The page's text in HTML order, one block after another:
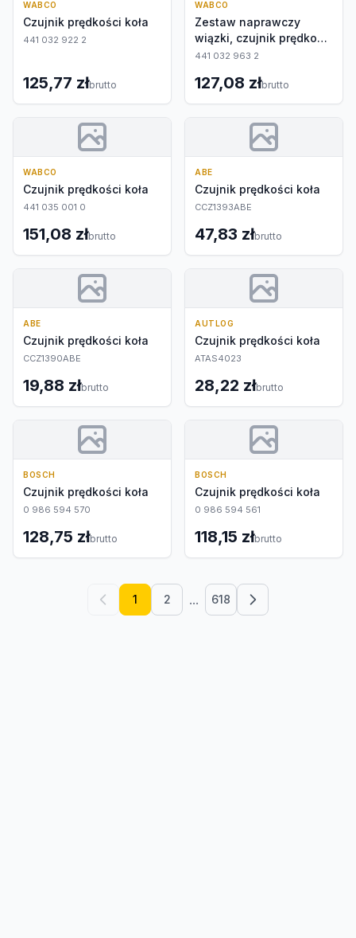
WABCO
Czujnik prędkości koła
441 032 922 2
125,77 złbrutto
WABCO
Zestaw naprawczy
wiązki, czujnik prędkości
obr. koła
441 032 963 2
127,08 złbrutto
WABCO
Czujnik prędkości koła
441 035 001 0
151,08 złbrutto
ABE
Czujnik prędkości koła
CCZ1393ABE
47,83 złbrutto
ABE
Czujnik prędkości koła
CCZ1390ABE
19,88 złbrutto
AUTLOG
Czujnik prędkości koła
ATAS4023
28,22 złbrutto
BOSCH
Czujnik prędkości koła
0 986 594 570
128,75 złbrutto
BOSCH
Czujnik prędkości koła
0 986 594 561
118,15 złbrutto
1 2 ... 618